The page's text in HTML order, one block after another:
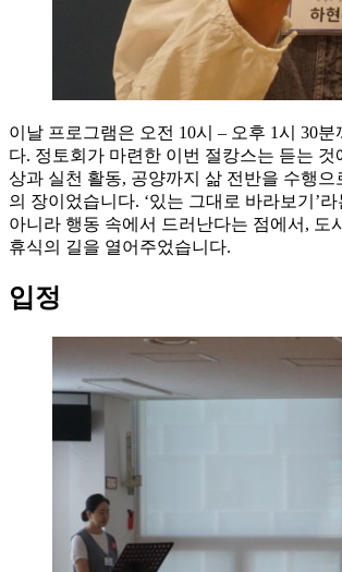
이날 프로그램은 오전 10시 – 오후 1시 30분
다. 정토회가 마련한 이번 절캉스는 듣는 것
상과 실천 활동, 공양까지 삶 전반을 수행으
의 장이었습니다. ‘있는 그대로 바라보기’라
아니라 행동 속에서 드러난다는 점에서, 도
휴식의 길을 열어주었습니다.
입정